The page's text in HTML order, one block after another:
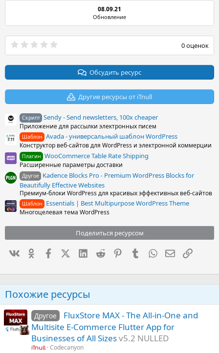
08.09.21
Обновление
0
0
в
з
0 оценок
Обсудить ресурс
Другие ресурсы от iTnull
Скрипт Sendy - Send newsletters, 100x cheaper
Приложение для рассылки электронных писем
Шаблон Avada - универсальный шаблон WordPress
Конструктор веб-сайтов для WordPress и электронной коммерции
Плагин WooCommerce Table Rate Shipping
Расширенные параметры доставки
Другое Kadence Blocks Pro - Premium WordPress Blocks for
Beautifully Effective Websites
Премиум-блоки WordPress для красивых эффективных веб-сайтов
Шаблон Essentials | Best Multipurpose WordPress Theme
Многоцелевая тема WordPress
Поделиться ресурсом
ВконтактеОдноклассники
FacebookX (Twitter)LinkedIn
Reddit PinterestTumblrWhatsAppСсылка
Похожие ресурсы
Другое
FluxStore MAX - The All-in-One and
Multisite E-Commerce Flutter App for
Businesses of All Sizesv5.2 NULLED
iTnull Codecanyon